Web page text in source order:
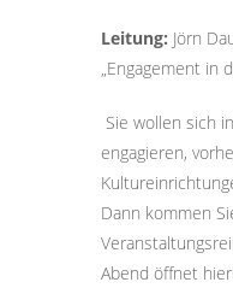
Leitung: Jörn
„Engagement in
Sie wollen sich
engagieren,
Dann kommen
Abend öffnet